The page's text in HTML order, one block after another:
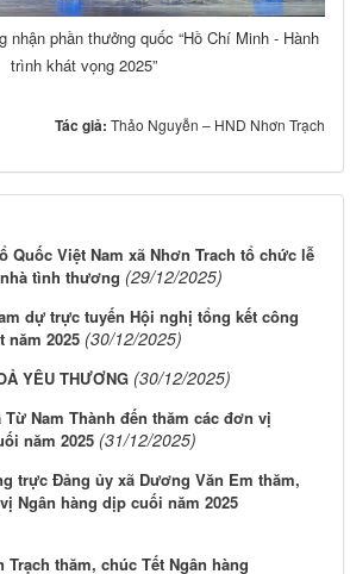
nhận phần thưởng quốc “Hồ Chí Minh - Hành
trình khát vọng 2025”
Tác giả: Thảo Nguyễn – HND Nhơn Trạch
Quốc Việt Nam xã Nhơn Trach tổ chức lễ
tình thương (29/12/2025)
dự trực tuyến Hội nghị tổng kết công
năm 2025 (30/12/2025)
YÊU THƯƠNG (30/12/2025)
Nam Thành đến thăm các đơn vị
năm 2025 (31/12/2025)
trực Đảng ủy xã Dương Văn Em thăm,
Ngân hàng dịp cuối năm 2025
Trạch thăm, chúc Tết Ngân hàng